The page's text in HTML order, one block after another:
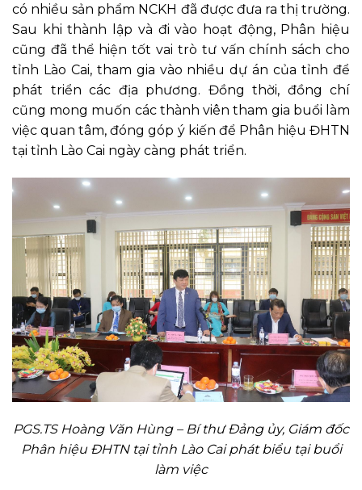
có nhiều sản phẩm NCKH đã được đưa ra thị trường.
Sau khi thành lập và đi vào hoạt động, Phân hiệu
cũng đã thể hiện tốt vai trò tư vấn chính sách cho
tỉnh Lào Cai, tham gia vào nhiều dự án của tỉnh để
phát triển các địa phương. Đồng thời, đồng chí
cũng mong muốn các thành viên tham gia buổi làm
việc quan tâm, đóng góp ý kiến để Phân hiệu ĐHTN
tại tỉnh Lào Cai ngày càng phát triển.
PGS.TS Hoàng Văn Hùng – Bí thư Đảng ủy, Giám đốc
Phân hiệu ĐHTN tại tỉnh Lào Cai phát biểu tại buổi
làm việc